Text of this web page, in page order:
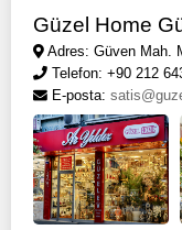
Güzel Home
Adres: Güven Mah.
Telefon: +90 212
E-posta: